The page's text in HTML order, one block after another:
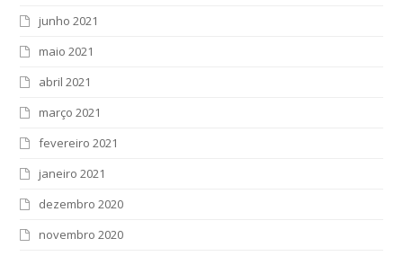
junho 2021
maio 2021
abril 2021
março 2021
fevereiro 2021
janeiro 2021
dezembro 2020
novembro 2020